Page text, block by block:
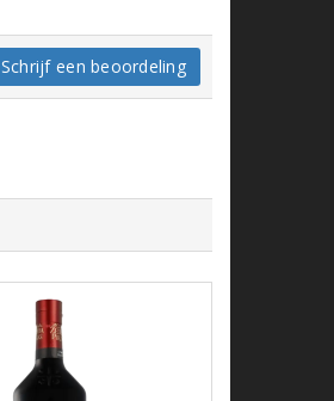
Schrijf een beoordeling